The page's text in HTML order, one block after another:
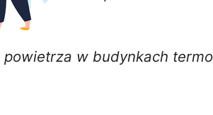
powietrza w budynkach